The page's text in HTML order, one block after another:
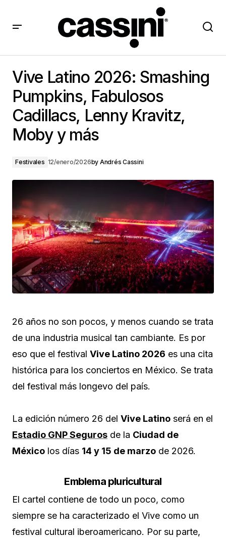
Cadillacs, Lenny Kravitz, Moby y más
Vive Latino 2026: Smashing
Pumpkins, Fabulosos
Cadillacs, Lenny Kravitz,
Moby y más
Festivales 12/enero/2026by Andrés Cassini
26 años no son pocos, y menos cuando se trata
de una industria musical tan cambiante. Es por
eso que el festival Vive Latino 2026 es una cita
histórica para los conciertos en México. Se trata
del festival más longevo del país.
La edición número 26 del Vive Latino será en el
Estadio GNP Seguros de la Ciudad de
México los días 14 y 15 de marzo de 2026.
Emblema pluricultural
El cartel contiene de todo un poco, como
siempre se ha caracterizado el Vive como un
festival cultural iberoamericano. Por su parte,